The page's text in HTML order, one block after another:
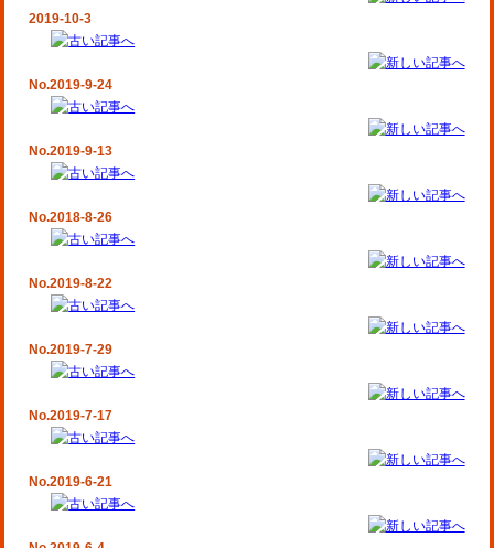
2019-10-3
No.2019-9-24
No.2019-9-13
No.2018-8-26
No.2019-8-22
No.2019-7-29
No.2019-7-17
No.2019-6-21